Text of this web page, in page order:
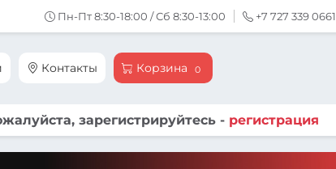
Пн-Пт 8:30-18:00 / Сб 8:30-13:00 +7 727 339 0661
Контакты Корзина 0
зарегистрируйтесь - регистрация